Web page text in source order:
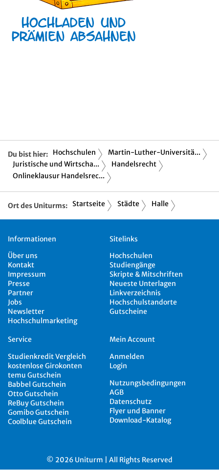
Du bist hier: Hochschulen
Martin-Luther-Universitä...
Juristische und Wirtscha...
Handelsrecht
Onlineklausur Handelsrec...
Ort des Uniturms: Startseite Städte Halle
Informationen
Über uns
Kontakt
Impressum
Presse
Partner
Jobs
Newsletter
Hochschulmarketing
Sitelinks
Hochschulen
Studiengänge
Skripte & Mitschriften
Neueste Unterlagen
Linkverzeichnis
Hochschulstandorte
Gutscheine
Service
Studienkredit Vergleich
kostenlose Girokonten
temu Gutschein
Babbel Gutschein
Otto Gutschein
ReBuy Gutschein
Gomibo Gutschein
Coolblue Gutschein
Mein Account
Anmelden
Login
Nutzungsbedingungen
AGB
Datenschutz
Flyer und Banner
Download-Katalog
© 2026 Uniturm | All Rights Reserved